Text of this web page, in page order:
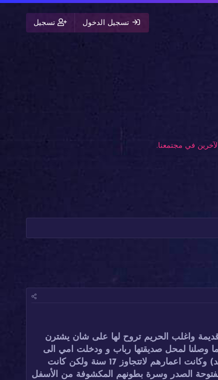
تسجيل الدخول تسجيل
في مجتمعنا.
قديمة واغلب الحريم تروح لها على شان يشترن
وصلنا لمحل صديقتها رباب و ودخلت امي الى
المحل ماحصلت صديقتها رباب وكان اللي يدير ويبيع بالمحل هم ابناءها الأسودان المراهقين الأثنين التوأم (فهد) و(خالد) وكانت اعمارهم لاتتجاوز 17 سنة ولكن كانت
الصدر وسرة بطونهم المكشوفة من الأسفل